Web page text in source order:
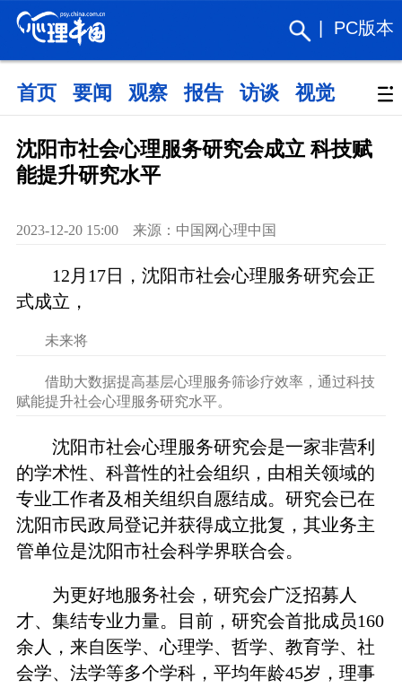
PC版本
首页 要闻 观察 报告 访谈 视觉 政策
沈阳市社会心理服务研究会成立 科技赋
能提升研究水平
2023-12-20 15:00 来源：中国网心理中国
12月17日，沈阳市社会心理服务研究会正
式成立，
未来将
借助大数据提高基层心理服务筛诊疗效率，通过科技
赋能提升社会心理服务研究水平。
沈阳市社会心理服务研究会是一家非营利
的学术性、科普性的社会组织，由相关领域的
专业工作者及相关组织自愿结成。研究会已在
沈阳市民政局登记并获得成立批复，其业务主
管单位是沈阳市社会科学界联合会。
为更好地服务社会，研究会广泛招募人
才、集结专业力量。目前，研究会首批成员160
余人，来自医学、心理学、哲学、教育学、社
会学、法学等多个学科，平均年龄45岁，理事